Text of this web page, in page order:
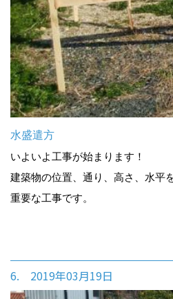
水盛遣方
いよいよ工事が始まります！
建築物の位置、通り、高さ、水平
重要な工事です。
6. 2019年03月19日